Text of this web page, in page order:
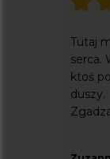
Tutaj
serca.
ktoś
duszy.